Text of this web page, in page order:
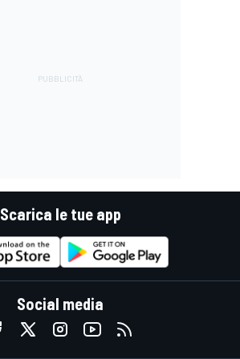
Scarica le tue app
Social media